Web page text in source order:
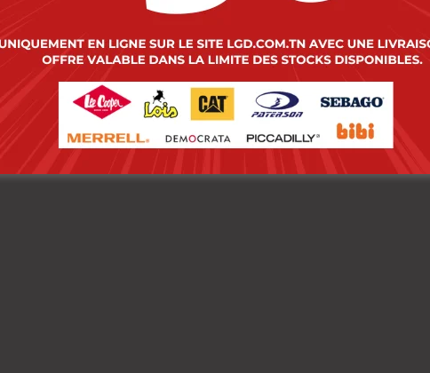
Lee Cooper Sweat Shirt
MAILLE-01 ARMA
Homme
86.800
DT
Lee Cooper Sweat
MAILLE-08 ARMA
Homme
86.800DT